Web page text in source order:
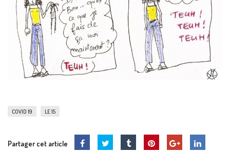
COVID 19 LE 15
Partager cet article